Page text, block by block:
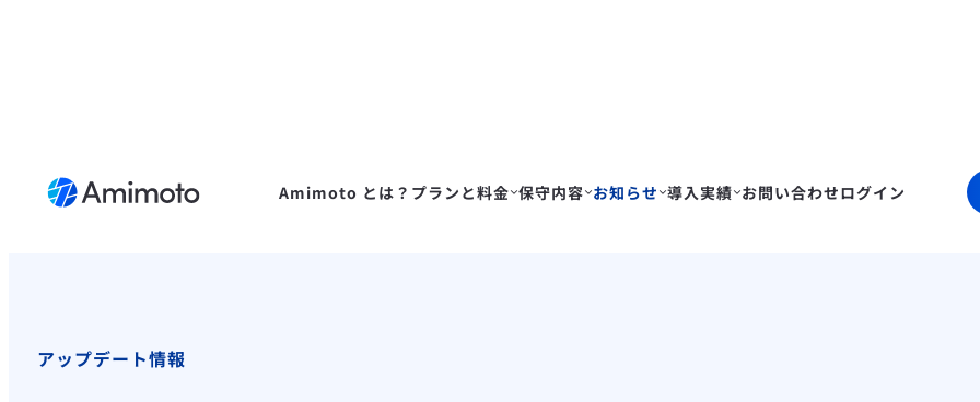
Amimoto とは？ プランと料金 保守内容 お知らせ 導入実績 お問い合わせログイン
アップデート情報